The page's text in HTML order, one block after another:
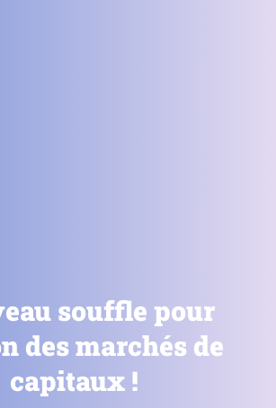
souffle pour
des marchés de
capitaux !